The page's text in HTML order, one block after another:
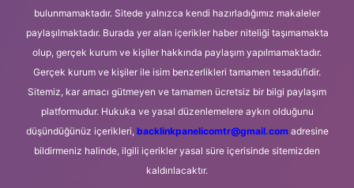
bulunmamaktadır. Sitede yalnızca kendi hazırladığımız makaleler
paylaşılmaktadır. Burada yer alan içerikler haber niteliği taşımamakta
olup, gerçek kurum ve kişiler hakkında paylaşım yapılmamaktadır.
Gerçek kurum ve kişiler ile isim benzerlikleri tamamen tesadüfidir.
Sitemiz, kar amacı gütmeyen ve tamamen ücretsiz bir bilgi paylaşım
platformudur. Hukuka ve yasal düzenlemelere aykırı olduğunu
düşündüğünüz içerikleri, backlinkpanelicomtr@gmail.comadresine
bildirmeniz halinde, ilgili içerikler yasal süre içerisinde sitemizden
kaldırılacaktır.